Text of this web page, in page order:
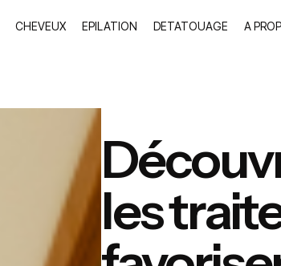
CHEVEUX EPILATION DETATOUAGE A
les